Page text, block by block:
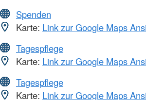
Spenden
Karte: Link zur Google Maps
Tagespflege
Karte: Link zur Google Maps
Tagespflege
Karte: Link zur Google Maps